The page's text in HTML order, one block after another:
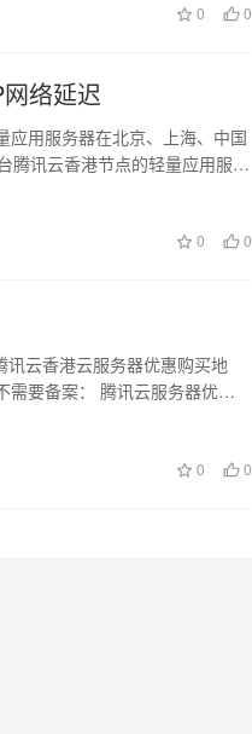
0 0
络延迟
应用服务器在北京、上海、中国
腾讯云香港节点的轻量应用服务
0 0
云香港云服务器优惠购买地
需要备案： 腾讯云服务器优惠
0 0